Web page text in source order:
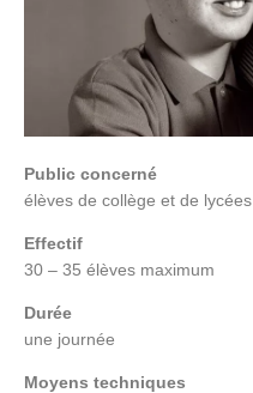
Public concerné
élèves de collège et de lycées
Effectif
30 – 35 élèves maximum
Durée
une journée
Moyens techniques